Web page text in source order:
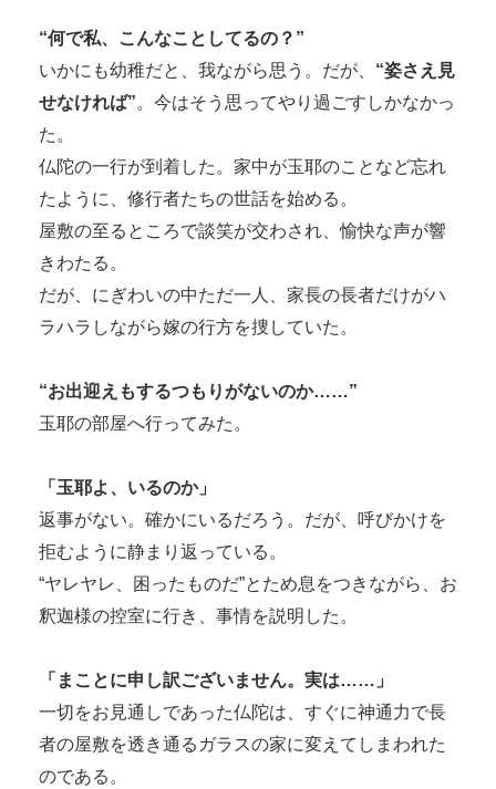
“何で私、こんなことしてるの？”
いかにも幼稚だと、我ながら思う。だが、 “姿さえ見
せなければ”。今はそう思ってやり過ごすしかなかっ
た。
仏陀の一行が到着した。家中が玉耶のことなど忘れ
たように、修行者たちの世話を始める。
屋敷の至るところで談笑が交わされ、愉快な声が響
きわたる。
だが、にぎわいの中ただ一人、家長の長者だけがハ
ラハラしながら嫁の行方を捜していた。
“お出迎えもするつもりがないのか……”
玉耶の部屋へ行ってみた。
「玉耶よ、いるのか」
返事がない。確かにいるだろう。だが、呼びかけを
拒むように静まり返っている。
“ヤレヤレ、困ったものだ”とため息をつきながら、お
釈迦様の控室に行き、事情を説明した。
「まことに申し訳ございません。実は……」
一切をお見通しであった仏陀は、すぐに神通力で長
者の屋敷を透き通るガラスの家に変えてしまわれた
のである。